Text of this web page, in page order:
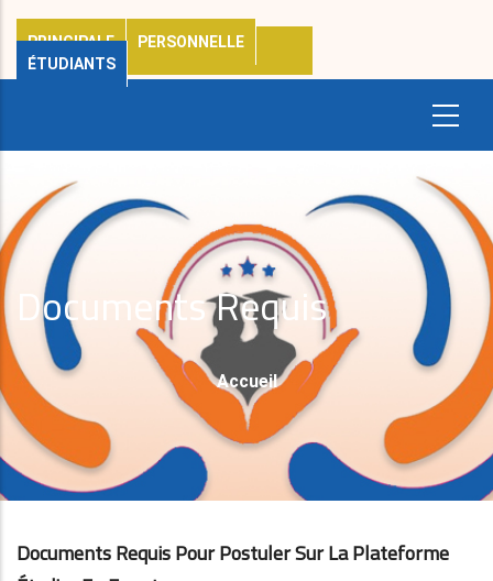
PRINCIPALE
PERSONNELLE
ÉTUDIANTS
Documents Requis
Fil
D'Ariane
Accueil
Documents Requis Pour Postuler Sur La Plateforme